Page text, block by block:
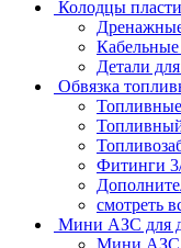
Колодцы
Детали
Обвязка
Фитинги
смотреть
Мини АЗС для
Мини АЗС